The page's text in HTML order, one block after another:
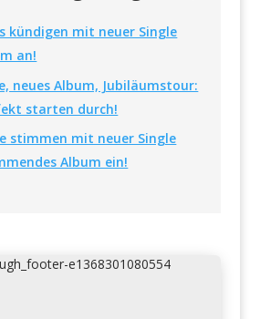
kündigen mit neuer Single
an!
neues Album, Jubiläumstour:
starten durch!
stimmen mit neuer Single
Album ein!